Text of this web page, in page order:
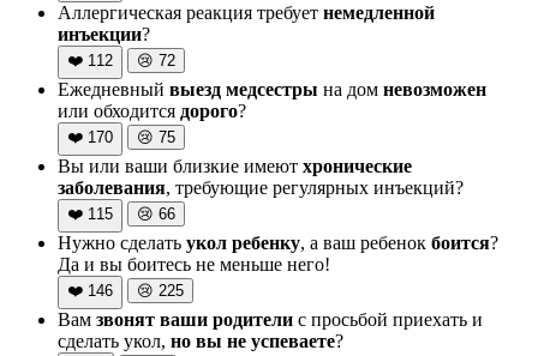
Аллергическая реакция требует немедленной
инъекции?
❤️ 112 😢 72
Ежедневный выезд медсестры на дом невозможен
или обходится дорого?
❤️ 170 😢 75
Вы или ваши близкие имеют хронические
заболевания, требующие регулярных инъекций?
❤️ 115 😢 66
Нужно сделать укол ребенку, а ваш ребенок боится?
Да и вы боитесь не меньше него!
❤️ 146 😢 225
Вам звонят ваши родители с просьбой приехать и
сделать укол, но вы не успеваете?